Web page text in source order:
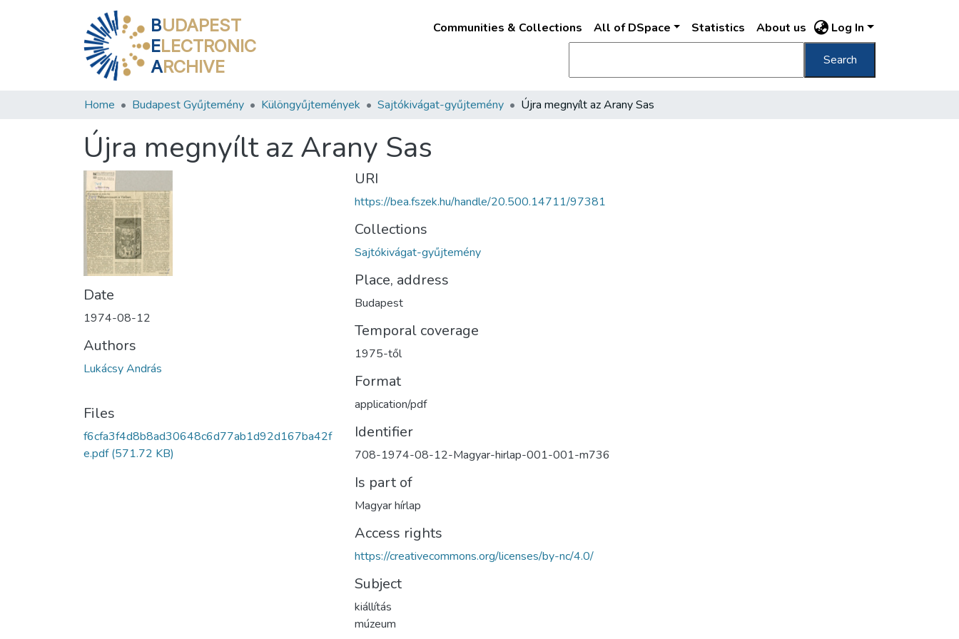
BUDAPEST
ELECTRONIC
ARCHIVE
Communities & Collections All of DSpace Statistics About us Log In
Search
Home Budapest Gyűjtemény Különgyűjtemények Sajtókivágat-gyűjtemény Újra megnyílt az Arany Sas
Újra megnyílt az Arany Sas
Date
1974-08-12
Authors
Lukácsy András
Files
f6cfa3f4d8b8ad30648c6d77ab1d92d167ba42f
e.pdf(571.72 KB)
URI
https://bea.fszek.hu/handle/20.500.14711/97381
Collections
Sajtókivágat-gyűjtemény
Place, address
Budapest
Temporal coverage
1975-től
Format
application/pdf
Identifier
708-1974-08-12-Magyar-hirlap-001-001-m736
Is part of
Magyar hírlap
Access rights
https://creativecommons.org/licenses/by-nc/4.0/
Subject
kiállítás
múzeum